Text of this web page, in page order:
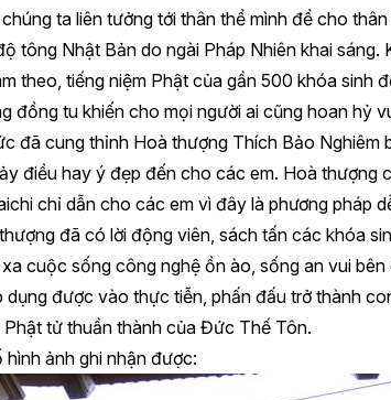
ta liên tưởng tới thân thể mình để cho
tông Nhật Bản do ngài Pháp Nhiên khai
theo, tiếng niệm Phật của gần 500 khóa sinh
đồng tu khiến cho mọi người ai cũng hoan hỷ
đã cung thỉnh Hoà thượng Thích Bảo
điều hay ý đẹp đến cho các em. Hoà thượng
chỉ dẫn cho các em vì đây là phương pháp
đã có lời động viên, sách tấn các khóa
cuộc sống công nghệ ồn ào, sống an vui
dụng được vào thực tiễn, phấn đấu trở thành
tử thuần thành của Đức Thế Tôn.
ảnh ghi nhận được: